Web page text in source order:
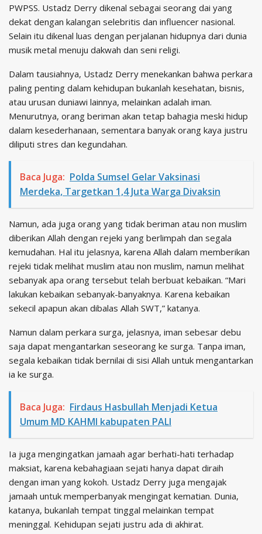
PWPSS. Ustadz Derry dikenal sebagai seorang dai yang
dekat dengan kalangan selebritis dan influencer nasional.
Selain itu dikenal luas dengan perjalanan hidupnya dari dunia
musik metal menuju dakwah dan seni religi.
Dalam tausiahnya, Ustadz Derry menekankan bahwa perkara
paling penting dalam kehidupan bukanlah kesehatan, bisnis,
atau urusan duniawi lainnya, melainkan adalah iman.
Menurutnya, orang beriman akan tetap bahagia meski hidup
dalam kesederhanaan, sementara banyak orang kaya justru
diliputi stres dan kegundahan.
Baca Juga: Polda Sumsel Gelar Vaksinasi
Merdeka, Targetkan 1,4 Juta Warga Divaksin
Namun, ada juga orang yang tidak beriman atau non muslim
diberikan Allah dengan rejeki yang berlimpah dan segala
kemudahan. Hal itu jelasnya, karena Allah dalam memberikan
rejeki tidak melihat muslim atau non muslim, namun melihat
sebanyak apa orang tersebut telah berbuat kebaikan. “Mari
lakukan kebaikan sebanyak-banyaknya. Karena kebaikan
sekecil apapun akan dibalas Allah SWT,” katanya.
Namun dalam perkara surga, jelasnya, iman sebesar debu
saja dapat mengantarkan seseorang ke surga. Tanpa iman,
segala kebaikan tidak bernilai di sisi Allah untuk mengantarkan
ia ke surga.
Baca Juga: Firdaus Hasbullah Menjadi Ketua
Umum MD KAHMI kabupaten PALI
Ia juga mengingatkan jamaah agar berhati-hati terhadap
maksiat, karena kebahagiaan sejati hanya dapat diraih
dengan iman yang kokoh. Ustadz Derry juga mengajak
jamaah untuk memperbanyak mengingat kematian. Dunia,
katanya, bukanlah tempat tinggal melainkan tempat
meninggal. Kehidupan sejati justru ada di akhirat.